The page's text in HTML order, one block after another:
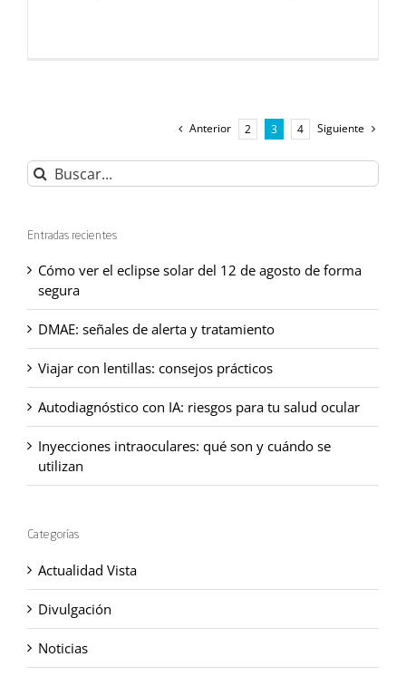
Anterior 2 3 4 Siguiente
Buscar:
Entradas recientes
Cómo ver el eclipse solar del 12 de agosto de forma
segura
DMAE: señales de alerta y tratamiento
Viajar con lentillas: consejos prácticos
Autodiagnóstico con IA: riesgos para tu salud ocular
Inyecciones intraoculares: qué son y cuándo se
utilizan
Categorías
Actualidad Vista
Divulgación
Noticias